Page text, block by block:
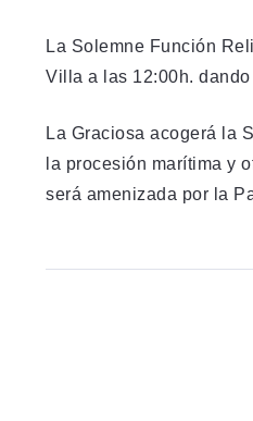
La Solemne Función
Villa a las 12:00h.
La Graciosa acogerá la
la procesión marítima y
será amenizada por la